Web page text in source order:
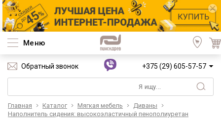
Меню
Обратный звонок +375 (29) 605-57-57
Главная Каталог Мягкая мебель
Диваны
Наполнитель сидения: высокоэластичный пенополиуретан